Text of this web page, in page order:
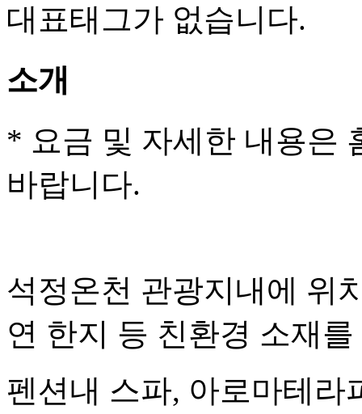
대표태그가 없습니다.
소개
* 요금 및 자세한 내용은
바랍니다.
석정온천 관광지내에 위
연 한지 등 친환경 소재
펜션내 스파, 아로마테라